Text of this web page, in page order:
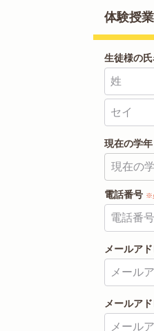
体験授
生徒様の氏
現在の学年
電話番号 ※
メールア
メールア